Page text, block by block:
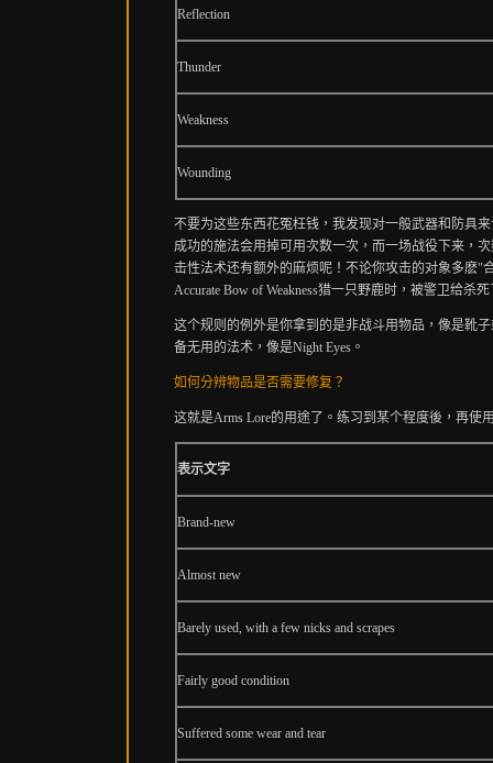
Reflection
Thunder
Weakness
Wounding
不要为这些东西花冤枉钱，我发现对一般武器和防具
成功的施法会用掉可用次数一次，而一场战役下来，
击性法术还有额外的麻烦呢！不论你攻击的对象多麽"
Accurate Bow of Weakness猎一只野鹿时，被警卫给杀
这个规则的例外是你拿到的是非战斗用物品，像是靴
备无用的法术，像是Night Eyes。
如何分辨物品是否需要修复？
这就是Arms Lore的用途了。练习到某个程度後，再
表示文字
Brand-new
Almost new
Barely used, with a few nicks and scrapes
Fairly good condition
Suffered some wear and tear